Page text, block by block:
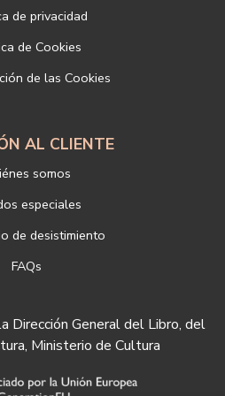
sobre la política de privacidad de
proteccion-de-datos
de privacidad
de Cookies
de las Cookies
AL CLIENTE
somos
especiales
de desistimiento
FAQs
Dirección General del Libro, del
Ministerio de Cultura